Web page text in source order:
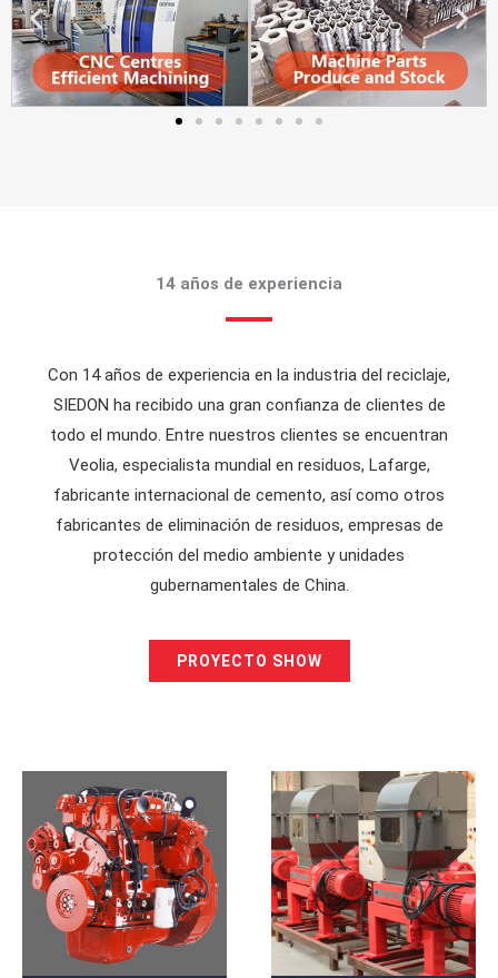
14 años de experiencia
Con 14 años de experiencia en la industria del reciclaje,
SIEDON ha recibido una gran confianza de clientes de
todo el mundo. Entre nuestros clientes se encuentran
Veolia, especialista mundial en residuos, Lafarge,
fabricante internacional de cemento, así como otros
fabricantes de eliminación de residuos, empresas de
protección del medio ambiente y unidades
gubernamentales de China.
PROYECTO SHOW